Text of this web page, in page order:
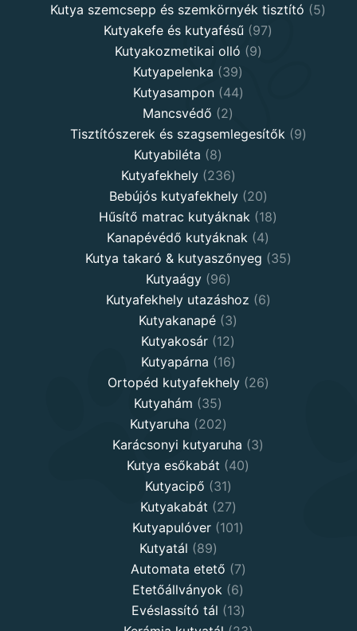
products
Kutya szemcsepp és szemkörnyék tisztító 55
Kutyakefe és kutyafésű 9797
Kutyakozmetikai olló 99
Kutyapelenka 3939
products
Kutyasampon 4444
Mancsvédő 22
products
Tisztítószerek és szagsemlegesítők 99
Kutyabiléta 88
products
Kutyafekhely 236236
products
Bebújós kutyafekhely 2020
products
Hűsítő matrac kutyáknak 1818
Kanapévédő kutyáknak 44
products
Kutya takaró & kutyaszőnyeg 3535
Kutyaágy 9696
products
Kutyafekhely utazáshoz 66
Kutyakanapé 33
products
Kutyakosár 1212
products
Kutyapárna 1616
products
Ortopéd kutyafekhely 2626
Kutyahám 3535
products
Kutyaruha 202202
products
Karácsonyi kutyaruha 33
Kutya esőkabát 4040
Kutyacipő 3131
products
Kutyakabát 2727
products
Kutyapulóver 101101
Kutyatál 8989
products
Automata etető 77
products
Etetőállványok 66
products
Evéslassító tál 1313